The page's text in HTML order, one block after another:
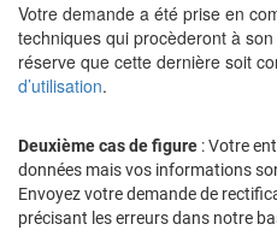
Votre demande a été prise en
techniques qui procèderont à
réserve que cette dernière soit
d’utilisation.
Deuxième cas de figure : Votre
données mais vos informations
Envoyez votre demande de
précisant les erreurs dans notre